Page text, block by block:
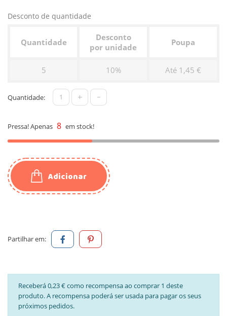
Desconto de quantidade
Quantidade
Desconto
por unidade
Poupa
5 10% Até 1,45 €
Quantidade: + -
Pressa! Apenas 8 em stock!
Adicionar
Partilhar em:
Receberá 0,23 € como recompensa ao comprar 1 deste
produto. A recompensa poderá ser usada para pagar os seus
próximos pedidos.